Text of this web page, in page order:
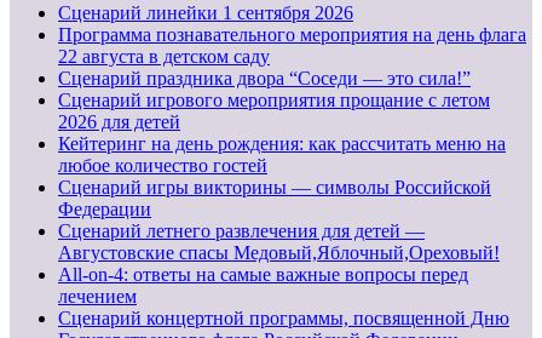
Cценарий линейки 1 сентября 2026
Программа познавательного мероприятия на день флага
22 августа в детском саду
Сценарий праздника двора “Соседи — это сила!”
Сценарий игрового мероприятия прощание с летом
2026 для детей
Кейтеринг на день рождения: как рассчитать меню на
любое количество гостей
Сценарий игры викторины — символы Российской
Федерации
Сценарий летнего развлечения для детей —
Августовские спасы Медовый,Яблочный,Ореховый!
All-on-4: ответы на самые важные вопросы перед
лечением
Сценарий концертной программы, посвященной Дню